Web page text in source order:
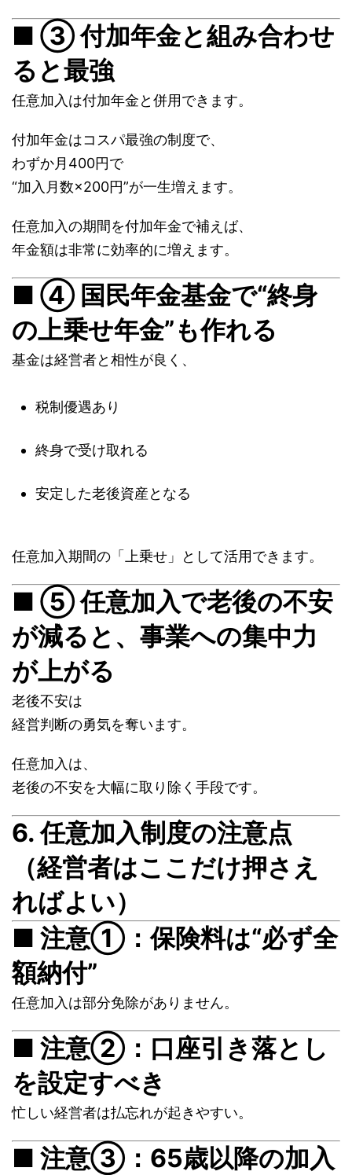
■ ③ 付加年金と組み合わせ
ると最強
任意加入は付加年金と併用できます。
付加年金はコスパ最強の制度で、
わずか月400円で
“加入月数×200円”が一生増えます。
任意加入の期間を付加年金で補えば、
年金額は非常に効率的に増えます。
■ ④ 国民年金基金で“終身
の上乗せ年金”も作れる
基金は経営者と相性が良く、
税制優遇あり
終身で受け取れる
安定した老後資産となる
任意加入期間の「上乗せ」として活用できます。
■ ⑤ 任意加入で老後の不安
が減ると、事業への集中力
が上がる
老後不安は
経営判断の勇気を奪います。
任意加入は、
老後の不安を大幅に取り除く手段です。
6. 任意加入制度の注意点
（経営者はここだけ押さえ
ればよい）
■ 注意①：保険料は“必ず全
額納付”
任意加入は部分免除がありません。
■ 注意②：口座引き落とし
を設定すべき
忙しい経営者は払忘れが起きやすい。
■ 注意③：65歳以降の加入